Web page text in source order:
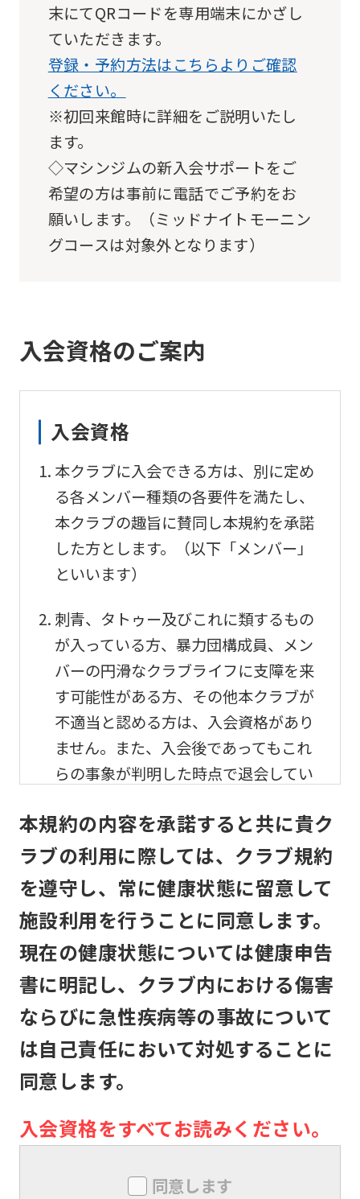
末にてQRコードを専用端末にかざし
ていただきます。
登録・予約方法はこちらよりご確認
ください。
※初回来館時に詳細をご説明いたし
ます。
◇マシンジムの新入会サポートをご
希望の方は事前に電話でご予約をお
願いします。（ミッドナイトモーニン
グコースは対象外となります）
入会資格のご案内
入会資格
本クラブに入会できる方は、別に定め
る各メンバー種類の各要件を満たし、
本クラブの趣旨に賛同し本規約を承諾
した方とします。（以下「メンバー」
といいます）
刺青、タトゥー及びこれに類するもの
が入っている方、暴力団構成員、メン
バーの円滑なクラブライフに支障を来
す可能性がある方、その他本クラブが
不適当と認める方は、入会資格があり
ません。また、入会後であってもこれ
らの事象が判明した時点で退会してい
メンバーの利用及び事故
メンバーは、自己の責任と危険負担に
おいて、他のメンバーと協調して、本
クラブの施設を利用するものとしま
す。
本クラブは、メンバーが本クラブの施
設利用中に生じた盗難、怪我その他の
事故について、本クラブの責に帰すべ
き事由がない限り、責任は負いませ
トラブルについても同様とします。
メンバーは、本クラブにおいて、技量
本規約の内容を承諾すると共に貴ク
ラブの利用に際しては、クラブ規約
を遵守し、常に健康状態に留意して
施設利用を行うことに同意します。
現在の健康状態については健康申告
書に明記し、クラブ内における傷害
ならびに急性疾病等の事故について
は自己責任において対処することに
同意します。
入会資格をすべてお読みください。
同意します